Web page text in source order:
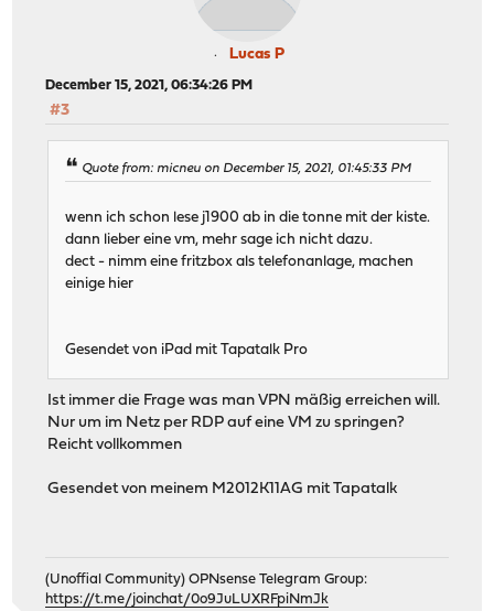
Lucas P
December 15, 2021, 06:34:26 PM
#3
Quote from: micneu on December 15, 2021, 01:45:33 PM
wenn ich schon lese j1900 ab in die tonne mit der kiste.
dann lieber eine vm, mehr sage ich nicht dazu.
dect - nimm eine fritzbox als telefonanlage, machen
einige hier
Gesendet von iPad mit Tapatalk Pro
Ist immer die Frage was man VPN mäßig erreichen will.
Nur um im Netz per RDP auf eine VM zu springen?
Reicht vollkommen
Gesendet von meinem M2012K11AG mit Tapatalk
(Unoffial Community) OPNsense Telegram Group:
https://t.me/joinchat/0o9JuLUXRFpiNmJk